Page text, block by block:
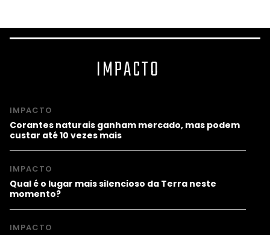
IMPACTO
IMPACTO
Corantes naturais ganham mercado, mas podem
custar até 10 vezes mais
IMPACTO
Qual é o lugar mais silencioso da Terra neste
momento?
IMPACTO